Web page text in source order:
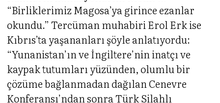
“Birliklerimiz Magosa’ya girince ezanlar
okundu.” Tercüman muhabiri Erol Erk ise
Kıbrıs’ta yaşananları şöyle anlatıyordu:
“Yunanistan’ın ve İngiltere’nin inatçı ve
kaypak tutumları yüzünden, olumlu bir
çözüme bağlanmadan dağılan Cenevre
Konferansı’ndan sonra Türk Silahlı